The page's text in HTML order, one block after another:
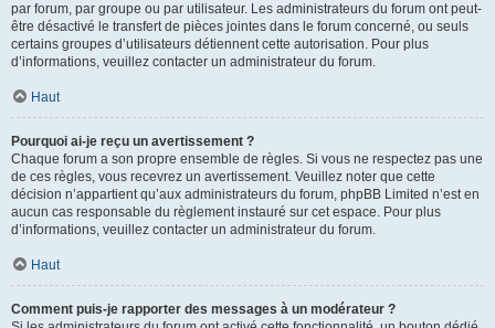
par forum, par groupe ou par utilisateur. Les administrateurs du forum ont peut-
être désactivé le transfert de pièces jointes dans le forum concerné, ou seuls
certains groupes d’utilisateurs détiennent cette autorisation. Pour plus
d’informations, veuillez contacter un administrateur du forum.
Haut
Pourquoi ai-je reçu un avertissement ?
Chaque forum a son propre ensemble de règles. Si vous ne respectez pas une
de ces règles, vous recevrez un avertissement. Veuillez noter que cette
décision n’appartient qu’aux administrateurs du forum, phpBB Limited n’est en
aucun cas responsable du règlement instauré sur cet espace. Pour plus
d’informations, veuillez contacter un administrateur du forum.
Haut
Comment puis-je rapporter des messages à un modérateur ?